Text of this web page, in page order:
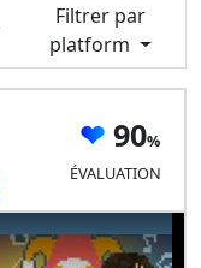
Filtrer par
platform
90
ÉVALUATION